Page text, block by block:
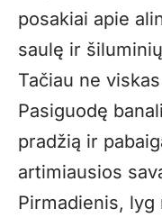
posakiai apie
saulę ir
Tačiau ne
Pasiguodę
pradžią ir
artimiausios
Pirmadienis,